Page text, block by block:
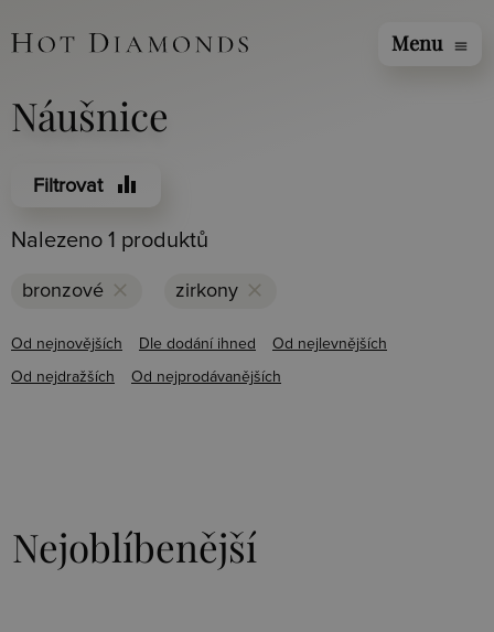
Menu menu
Náušnice
Filtrovat equalizer
Nalezeno 1 produktů
bronzové clear zirkony clear
Od nejnovějších Dle dodání ihned Od nejlevnějších
Od nejdražších Od nejprodávanějších
Nejoblíbenější